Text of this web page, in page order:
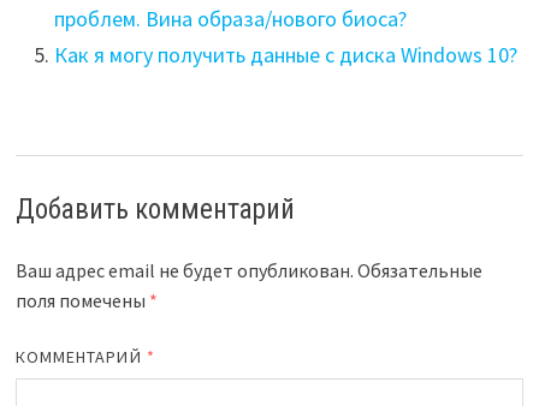
проблем. Вина образа/нового биоса?
Как я могу получить данные с диска Windows 10?
Добавить комментарий
Ваш адрес email не будет опубликован. Обязательные
поля помечены *
КОММЕНТАРИЙ *